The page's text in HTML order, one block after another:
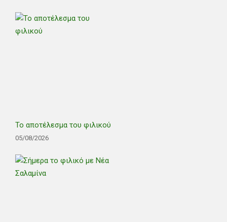
Το αποτέλεσμα του φιλικού
05/08/2026